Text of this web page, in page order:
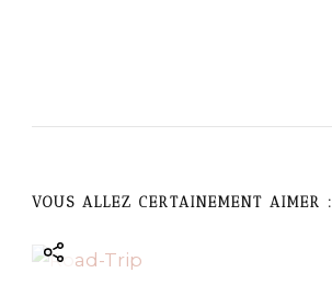
a
t
VOUS ALLEZ CERTAINEMENT AIMER :